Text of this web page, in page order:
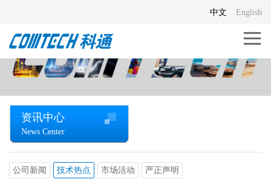
English
中文
资讯中心
News Center
公司新闻 技术热点 市场活动 严正声明